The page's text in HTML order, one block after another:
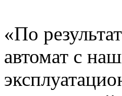
«По
автомат с